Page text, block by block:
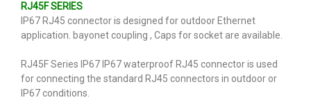
RJ45F SERIES
IP67 RJ45 connector is designed for outdoor Ethernet
application. bayonet coupling , Caps for socket are available.
RJ45F Series IP67 IP67 waterproof RJ45 connector is used
for connecting the standard RJ45 connectors in outdoor or
IP67 conditions.